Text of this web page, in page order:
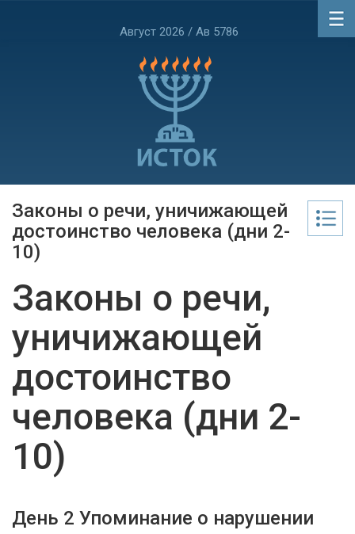
Август 2026 / Ав 5786
Законы о речи, уничижающей
достоинство человека (дни 2-
10)
Законы о речи,
уничижающей
достоинство
человека (дни 2-
10)
День 2 Упоминание о нарушении